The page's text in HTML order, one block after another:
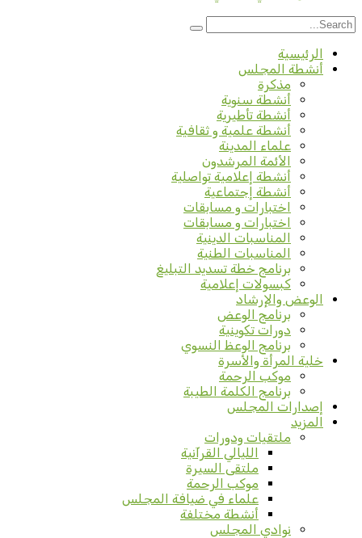
الرئيسية
أنشطة المجلس
مذكرة
أنشطة سنوية
أنشطة تأطيرية
أنشطة علمية و ثقافية
علماء المدينة
الأئمة المرشدون
أنشطة إعلامية تواصلية
أنشطة إجتماعية
اختبارات و مسابقات
اختبارات و مسابقات
المناسبات الدينية
المناسبات الطنية
برنامج خطة تسديد التبليغ
كبسولات إعلامية
الوعض والإرشاد
برنامج الوعض
دورات تكوينية
برنامج الوعظ النسوي
خلية المرأة والأسرة
موكب الرحمة
برنامج الكلمة الطيبة
إصدارات المجلس
المزيد
ملتقيات ودورات
الليالي القرآنية
ملتقى السيرة
موكب الرحمة
علماء في ضيافة المجلس
أنشطة مختلفة
نوادي المجلس